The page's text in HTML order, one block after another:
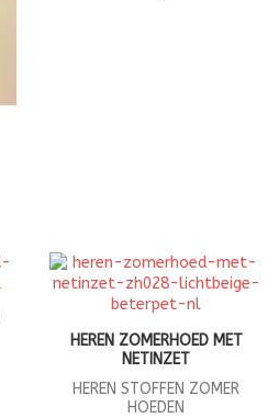
HEREN ZOMERHOED MET
NETINZET
HEREN STOFFEN ZOMER
HOEDEN